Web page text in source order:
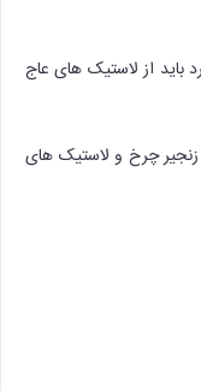
کرد باید از لاستیک های عاج
چرخ و لاستیک های